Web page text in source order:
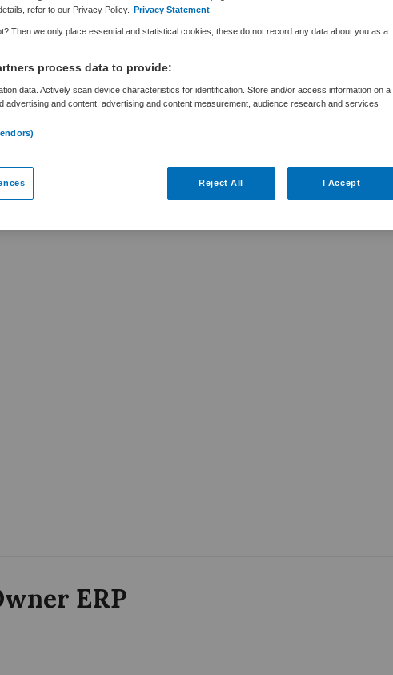
DIENSTVERBAND
Parttime
Ziekenhuis is niet meer actueel.
die voor u wellicht interessant zijn.
ERP
refer to our Privacy Policy. Privacy Statement
Then we only place essential and statistical cookies, these do not record any data about you as a
process data to provide:
data. Actively scan device characteristics for identification. Store and/or access information on a
advertising and content, advertising and content measurement, audience research and services
Reject All I Accept